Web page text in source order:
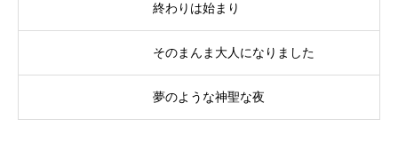
終わりは始まり
そのまんま大人になりました
夢のような神聖な夜